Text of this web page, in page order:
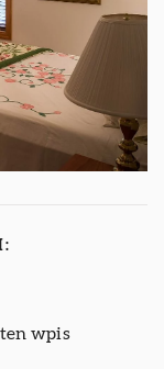
ten wpis